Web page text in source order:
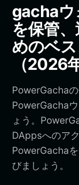
Bahasa Indonesia
ภาษาไทย
हिन्दी
Español
Português (Brasil)
gachaウ
を保管
めのベ
（2026
PowerGacha
PowerGacha
ょう。
DAppsへのア
PowerGacha
びましょう。